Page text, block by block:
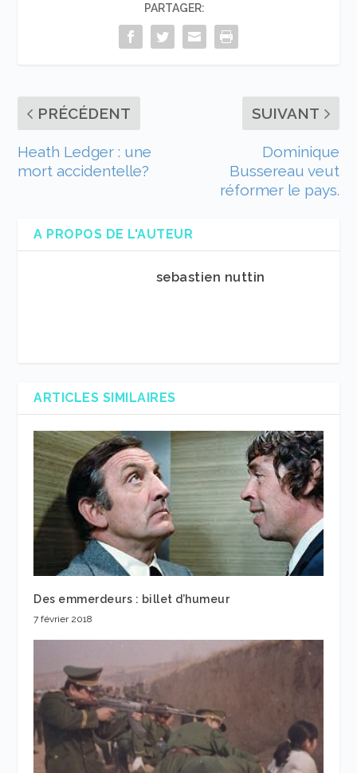
PARTAGER:
PRÉCÉDENT
Heath Ledger : une
mort accidentelle?
SUIVANT
Dominique
Bussereau veut
réformer le pays.
A PROPOS DE L'AUTEUR
sebastien nuttin
ARTICLES SIMILAIRES
Des emmerdeurs : billet d’humeur
7 février 2018